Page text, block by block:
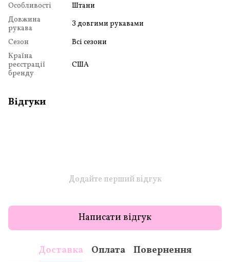
Особливості
Штани
Довжина
рукава
З довгими рукавами
Сезон
Всі сезони
Країна
реєстрації
бренду
США
Відгуки
Додайте перший відгук
Написати відгук
Доставка Оплата Повернення